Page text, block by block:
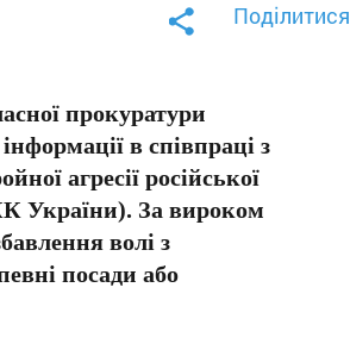
Поділитися
прокуратури
в співпраці з
агресії російської
України). За вироком
волі з
посади або